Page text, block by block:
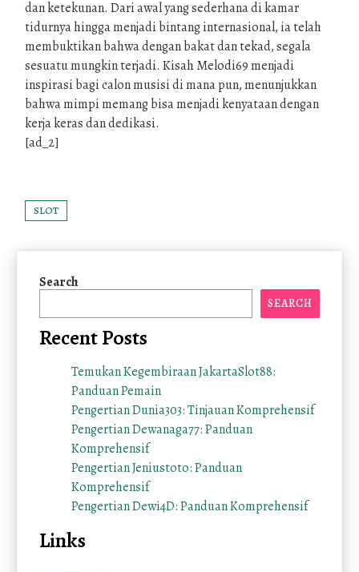
dan ketekunan. Dari awal yang sederhana di kamar
tidurnya hingga menjadi bintang internasional, ia telah
membuktikan bahwa dengan bakat dan tekad, segala
sesuatu mungkin terjadi. Kisah Melodi69 menjadi
inspirasi bagi calon musisi di mana pun, menunjukkan
bahwa mimpi memang bisa menjadi kenyataan dengan
kerja keras dan dedikasi.
[ad_2]
SLOT
Search
SEARCH
Recent Posts
Temukan Kegembiraan JakartaSlot88:
Panduan Pemain
Pengertian Dunia303: Tinjauan Komprehensif
Pengertian Dewanaga77: Panduan
Komprehensif
Pengertian Jeniustoto: Panduan
Komprehensif
Pengertian Dewi4D: Panduan Komprehensif
Links